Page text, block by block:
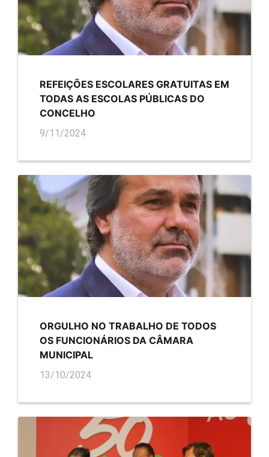
REFEIÇÕES ESCOLARES GRATUITAS EM
TODAS AS ESCOLAS PÚBLICAS DO
CONCELHO
9/11/2024
ORGULHO NO TRABALHO DE TODOS
OS FUNCIONÁRIOS DA CÂMARA
MUNICIPAL
13/10/2024